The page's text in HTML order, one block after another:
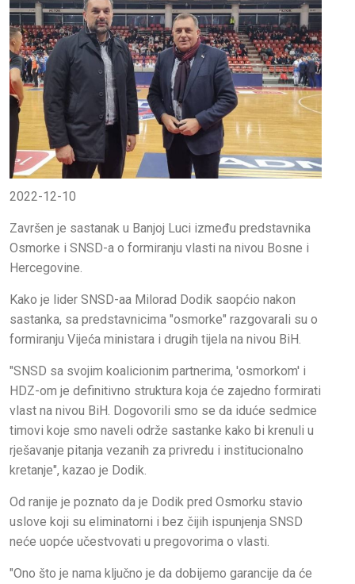
2022-12-10
Završen je sastanak u Banjoj Luci između predstavnika
Osmorke i SNSD-a o formiranju vlasti na nivou Bosne i
Hercegovine.
Kako je lider SNSD-aa Milorad Dodik saopćio nakon
sastanka, sa predstavnicima "osmorke" razgovarali su o
formiranju Vijeća ministara i drugih tijela na nivou BiH.
"SNSD sa svojim koalicionim partnerima, 'osmorkom' i
HDZ-om je definitivno struktura koja će zajedno formirati
vlast na nivou BiH. Dogovorili smo se da iduće sedmice
timovi koje smo naveli održe sastanke kako bi krenuli u
rješavanje pitanja vezanih za privredu i institucionalno
kretanje", kazao je Dodik.
Od ranije je poznato da je Dodik pred Osmorku stavio
uslove koji su eliminatorni i bez čijih ispunjenja SNSD
neće uopće učestvovati u pregovorima o vlasti.
"Ono što je nama ključno je da dobijemo garancije da će